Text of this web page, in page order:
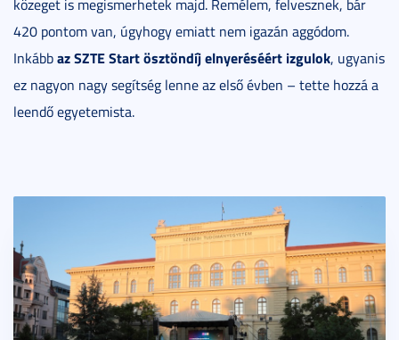
közeget is megismerhetek majd. Remélem, felvesznek, bár
420 pontom van, úgyhogy emiatt nem igazán aggódom.
Inkábbaz SZTE Start ösztöndíj elnyeréséért izgulok, ugyanis
ez nagyon nagy segítség lenne az első évben – tette hozzá a
leendő egyetemista.